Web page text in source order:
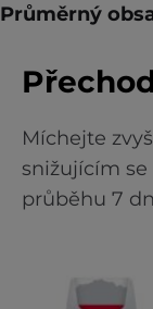
Průměrný
Míchejte
snižujícím
průběhu 7